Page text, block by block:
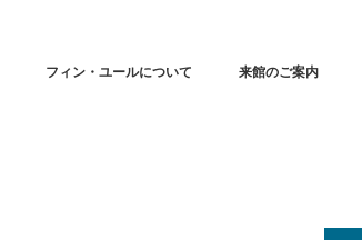
フィン・ユールについて 来館のご案内